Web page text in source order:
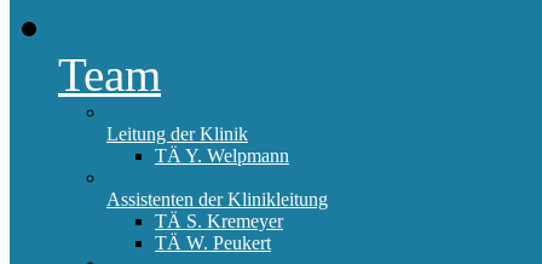
Team
Leitung der Klinik
TÄ Y. Welpmann
Assistenten der Klinikleitung
TÄ S. Kremeyer
TÄ W. Peukert